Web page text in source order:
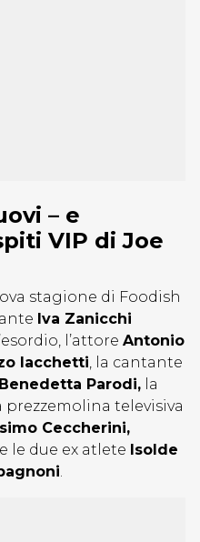
– e
VIP di Joe
stagione di Foodish
Iva Zanicchi
l’attore Antonio
Iacchetti, la cantante
Benedetta Parodi, la
prezzemolina televisiva
Ceccherini,
e le due ex atlete Isolde
.